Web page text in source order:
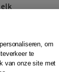
is er
op actief
om
te
van onze site met